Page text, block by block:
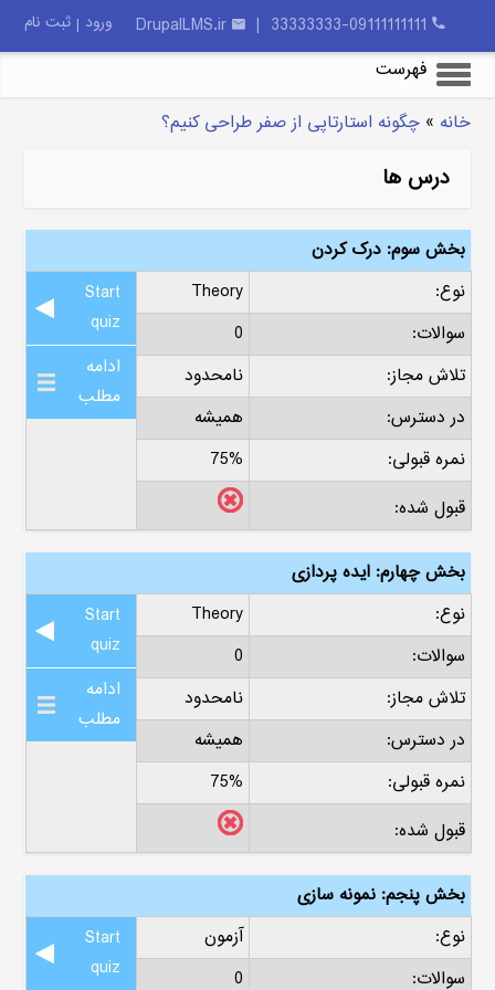
33333333-09111111111 |
DrupalLMS.ir ورود | ثبت نام
فهرست
شما اینجا هستید
خانه »چگونه استارتاپی از صفر طراحی کنیم؟
درس ها
بخش سوم: درک کردن
نوع:
Theory
Start
quiz
ادامه
مطلب
سوالات:
0
تلاش مجاز:
نامحدود
در دسترس:
همیشه
نمره قبولی:
75%
قبول شده:
بخش چهارم: ایده پردازی
نوع:
Theory
Start
quiz
ادامه
مطلب
سوالات:
0
تلاش مجاز:
نامحدود
در دسترس:
همیشه
نمره قبولی:
75%
قبول شده:
بخش پنجم: نمونه سازی
نوع:
آزمون
Start
quiz
سوالات:
0